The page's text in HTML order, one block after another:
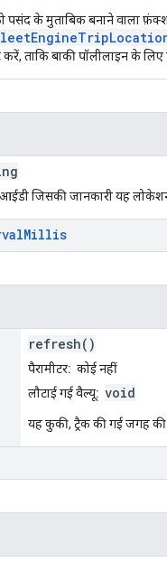
पसंद के मुताबिक बनाने वाला
ताकि बाकी पॉलीलाइन के लिए
आईडी जिसकी जानकारी यह
Millis
refresh()
पैरामीटर: कोई नहीं
लौटाई गई वैल्यू: void
यह कुकी, ट्रैक की गई जगह की